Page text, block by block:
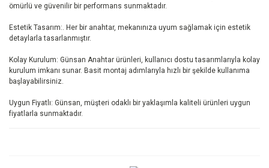
ömürlü ve güvenilir bir performans sunmaktadır.
Estetik Tasarım:. Her bir anahtar, mekanınıza uyum sağlamak için estetik
detaylarla tasarlanmıştır.
Kolay Kurulum: Günsan Anahtar ürünleri, kullanıcı dostu tasarımlarıyla kolay
kurulum imkanı sunar. Basit montaj adımlarıyla hızlı bir şekilde kullanıma
başlayabilirsiniz.
Uygun Fiyatlı: Günsan, müşteri odaklı bir yaklaşımla kaliteli ürünleri uygun
fiyatlarla sunmaktadır.